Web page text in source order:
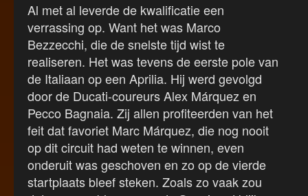
Al met al leverde de kwalificatie een
verrassing op. Want het was Marco
Bezzecchi, die de snelste tijd wist te
realiseren. Het was tevens de eerste pole van
de Italiaan op een Aprilia. Hij werd gevolgd
door de Ducati-coureurs Alex Márquez en
Pecco Bagnaia. Zij allen profiteerden van het
feit dat favoriet Marc Márquez, die nog nooit
op dit circuit had weten te winnen, even
onderuit was geschoven en zo op de vierde
startplaats bleef steken. Zoals zo vaak zou